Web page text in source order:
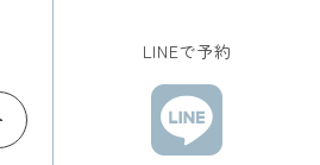
LINEで予約